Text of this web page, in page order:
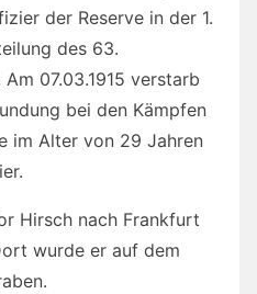
der Reserve in der 1.
des 63.
07.03.1915 verstarb
bei den Kämpfen
im Alter von 29 Jahren
Hirsch nach Frankfurt
wurde er auf dem